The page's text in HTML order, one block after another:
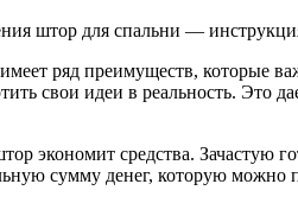
ряд преимуществ, которые
свои идеи в реальность.
экономит средства.
сумму денег, которую можно